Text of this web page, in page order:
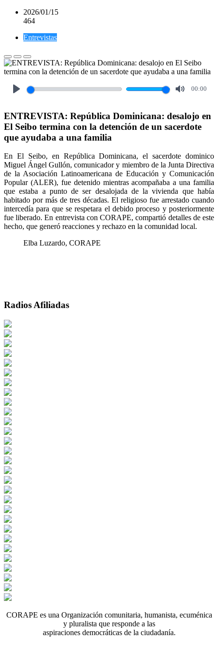
2026/01/15
464
Entrevistas
00:00
ENTREVISTA: República Dominicana: desalojo en
El Seibo termina con la detención de un sacerdote
que ayudaba a una familia
En El Seibo, en República Dominicana, el sacerdote dominico
Miguel Ángel Gullón, comunicador y miembro de la Junta Directiva
de la Asociación Latinoamericana de Educación y Comunicación
Popular (ALER), fue detenido mientras acompañaba a una familia
que estaba a punto de ser desalojada de la vivienda que había
habitado por más de tres décadas. El religioso fue arrestado cuando
intercedía para que se respetara el debido proceso y posteriormente
fue liberado. En entrevista con CORAPE, compartió detalles de este
hecho, que generó reacciones y rechazo en la comunidad local.
Elba Luzardo, CORAPE
Radios Afiliadas
CORAPE es una Organización comunitaria, humanista, ecuménica
y pluralista que responde a las
aspiraciones democráticas de la ciudadanía.